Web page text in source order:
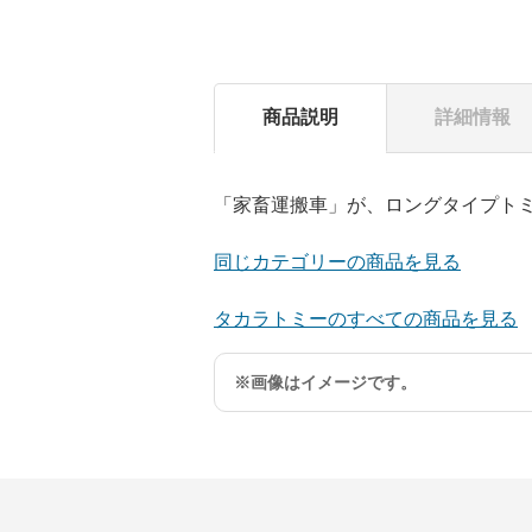
商品説明 詳細情報
「家畜運搬車」が、ロングタイプト
同じカテゴリーの商品を見る
タカラトミーのすべての商品を見る
※画像はイメージです。